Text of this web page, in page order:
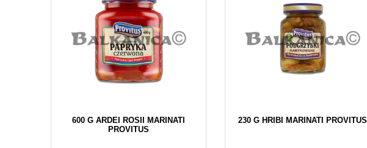
600 G ARDEI ROSII MARINATI
PROVITUS
230 G HRIBI MARINATI PROVITUS